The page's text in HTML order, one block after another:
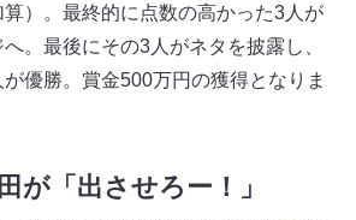
）。最終的に点数の高かった3人が
。最後にその3人がネタを披露し、
優勝。賞金500万円の獲得となりま
が「出させろー！」